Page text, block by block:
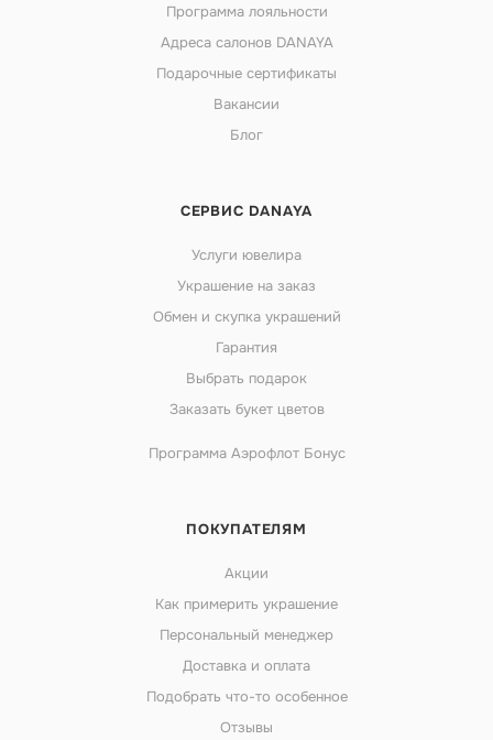
Программа лояльности
Адреса салонов DANAYA
Подарочные сертификаты
Вакансии
Блог
СЕРВИС DANAYA
Услуги ювелира
Украшение на заказ
Обмен и скупка украшений
Гарантия
Выбрать подарок
Заказать букет цветов
Программа Аэрофлот Бонус
ПОКУПАТЕЛЯМ
Акции
Как примерить украшение
Персональный менеджер
Доставка и оплата
Подобрать что-то особенное
Отзывы